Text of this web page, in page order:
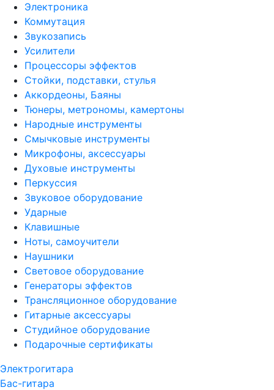
Электроника
Коммутация
Звукозапись
Усилители
Процессоры эффектов
Стойки, подставки, стулья
Аккордеоны, Баяны
Тюнеры, метрономы, камертоны
Народные инструменты
Смычковые инструменты
Микрофоны, аксессуары
Духовые инструменты
Перкуссия
Звуковое оборудование
Ударные
Клавишные
Ноты, самоучители
Наушники
Световое оборудование
Генераторы эффектов
Трансляционное оборудование
Гитарные аксессуары
Студийное оборудование
Подарочные сертификаты
Электрогитара
Бас-гитара